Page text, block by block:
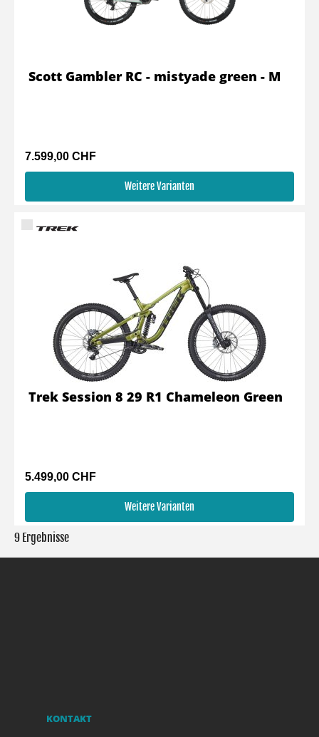
7.599,00 CHF
Weitere Varianten
Scott Gambler RC - mistyade green - M
5.499,00 CHF
Weitere Varianten
Trek Session 8 29 R1 Chameleon Green
9 Ergebnisse
KONTAKT